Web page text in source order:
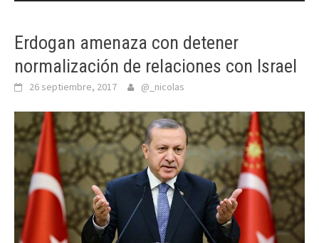
Erdogan amenaza con detener
normalización de relaciones con Israel
26 septiembre, 2017 @_nicolas